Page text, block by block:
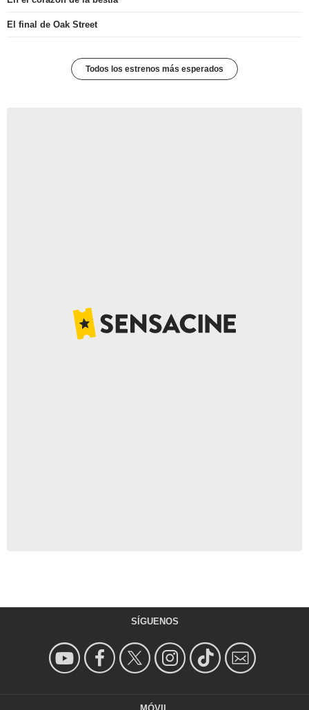
El final de Oak Street
Todos los estrenos más esperados
SÍGUENOS